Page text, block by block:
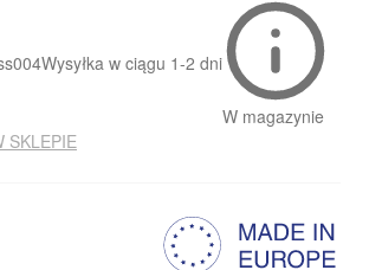
Wysyłka w ciągu 1-2 dni
W magazynie
SKLEPIE